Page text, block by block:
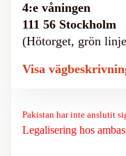
Pakistan har inte anslutit
Legalisering hos
4:e våningen
111 56 Stockholm
(Hötorget, grön
Visa